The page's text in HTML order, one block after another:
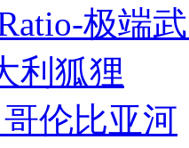
极端
利狐狸
伦比亚河